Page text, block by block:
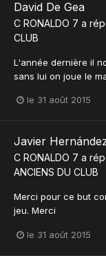
David De Gea
C RONALDO 7 a
CLUB
L'année dernière il
sans lui on joue le
le 31 août 2015
Javier
C RONALDO 7 a
ANCIENS DU CLUB
Merci pour ce but
jeu. Merci
le 31 août 2015